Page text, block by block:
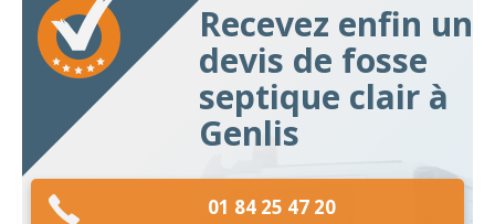
Recevez enfin un
devis de fosse
septique clair à
Genlis
01 84 25 47 20